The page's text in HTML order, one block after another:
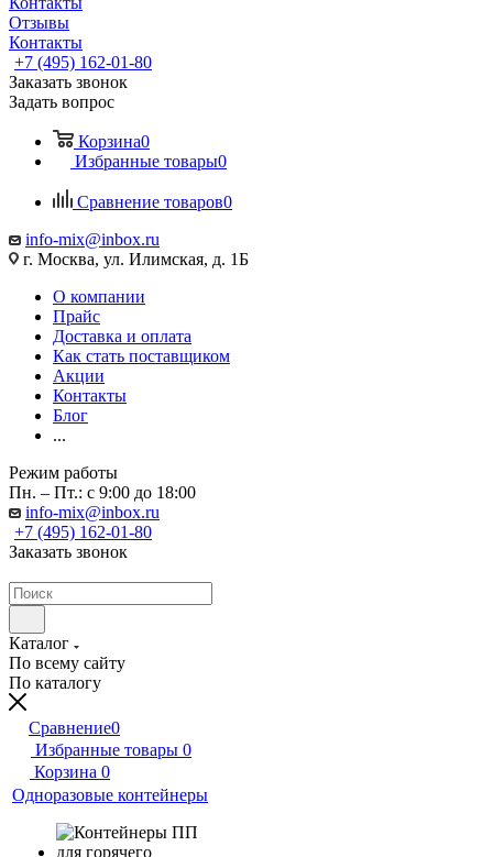
Отзывы
Контакты
+7 (495) 162-01-80
Заказать звонок
Задать вопрос
Корзина0
Избранные товары0
Сравнение товаров0
info-mix@inbox.ru
г. Москва, ул. Илимская, д. 1Б
О компании
Прайс
Доставка и оплата
Как стать поставщиком
Акции
Контакты
Блог
...
Режим работы
Пн. – Пт.: с 9:00 до 18:00
info-mix@inbox.ru
+7 (495) 162-01-80
Заказать звонок
Каталог
По всему сайту
По каталогу
Сравнение0
Избранные товары 0
Корзина 0
Одноразовые контейнеры